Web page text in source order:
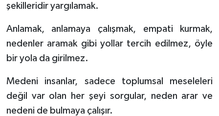
şekilleridir yargılamak.
Anlamak, anlamaya çalışmak, empati kurmak,
nedenler aramak gibi yollar tercih edilmez, öyle
bir yola da girilmez.
Medeni insanlar, sadece toplumsal meseleleri
değil var olan her şeyi sorgular, neden arar ve
nedeni de bulmaya çalışır.